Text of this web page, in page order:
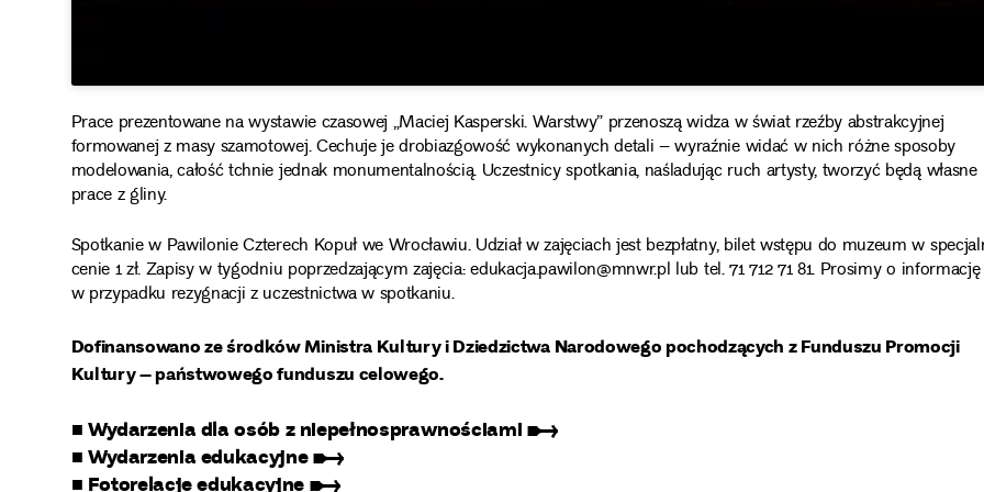
Prace prezentowane na wystawie czasowej „Maciej Kasperski. Warstwy” przenoszą widza w świat rzeźby abstrakcyjnej
formowanej z masy szamotowej. Cechuje je drobiazgowość wykonanych detali – wyraźnie widać w nich różne sposoby
modelowania, całość tchnie jednak monumentalnością. Uczestnicy spotkania, naśladując ruch artysty, tworzyć będą własne
prace z gliny.
Spotkanie w Pawilonie Czterech Kopuł we Wrocławiu. Udział w zajęciach jest bezpłatny, bilet wstępu do muzeum w
cenie 1 zł. Zapisy w tygodniu poprzedzającym zajęcia: edukacja.pawilon@mnwr.pl lub tel. 71 712 71 81. Prosimy o informację
w przypadku rezygnacji z uczestnictwa w spotkaniu.
Dofinansowano ze środków Ministra Kultury i Dziedzictwa Narodowego pochodzących z Funduszu Promocji
Kultury – państwowego funduszu celowego.
■ Wydarzenia dla osób z niepełnosprawnościami ➸
■ Wydarzenia edukacyjne ➸
■ Fotorelacje edukacyjne ➸